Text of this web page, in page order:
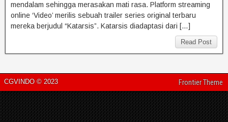
mendalam sehingga merasakan mati rasa. Platform streaming
online ‘Video’ merilis sebuah trailer series original terbaru
mereka berjudul “Katarsis”. Katarsis diadaptasi dari […]
Read Post
CGVINDO © 2023 Frontier Theme